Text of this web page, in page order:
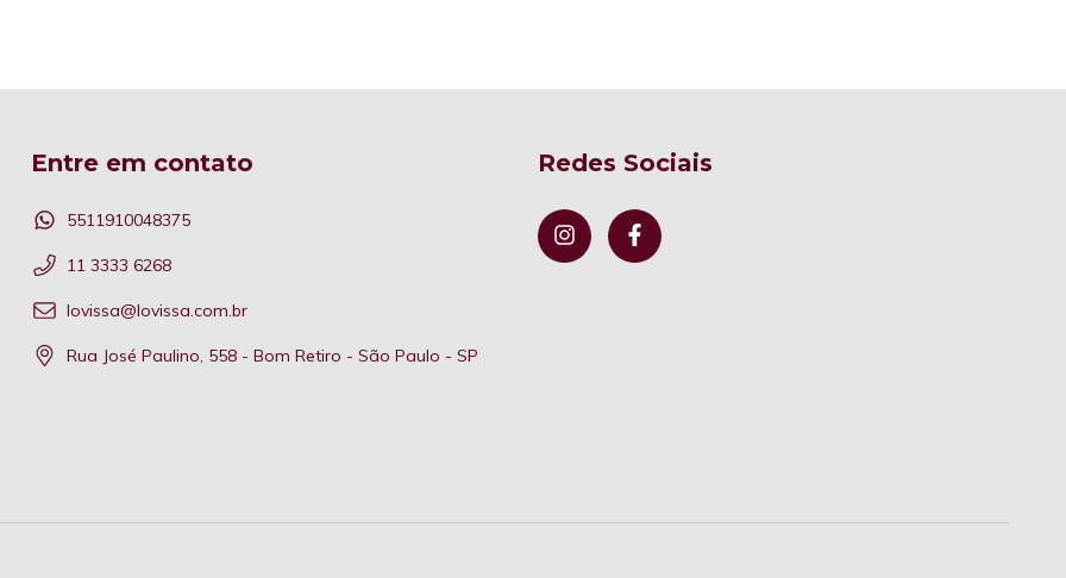
Entre em contato
5511910048375
11 3333 6268
lovissa@lovissa.com.br
Rua José Paulino, 558 - Bom Retiro - São Paulo - SP
Redes Sociais